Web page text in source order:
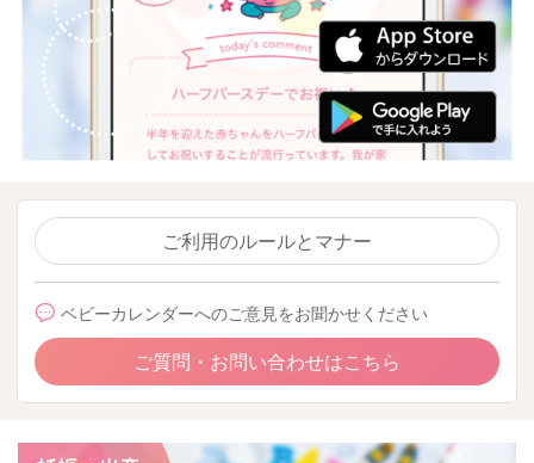
ご利用のルールとマナー
ベビーカレンダーへのご意見をお聞かせください
ご質問・お問い合わせはこちら